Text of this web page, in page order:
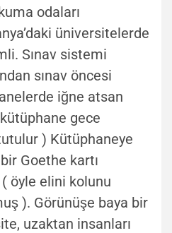
odaları
üniversitelerde
Sınav sistemi
sınav öncesi
iğne atsan
gece
) Kütüphaneye
Goethe kartı
öyle elini kolunu
). Görünüşe baya bir
uzaktan insanları